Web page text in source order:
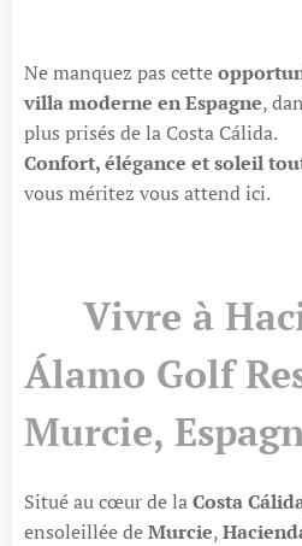
Ne manquez pas cette
villa moderne en Espagne,
plus prisés de la Costa Cálida.
Confort, élégance et soleil
vous méritez vous attend ici.
🏡 Vivre à
Álamo Golf
Murcie,
Situé au cœur de laCosta
ensoleillée deMurcie,